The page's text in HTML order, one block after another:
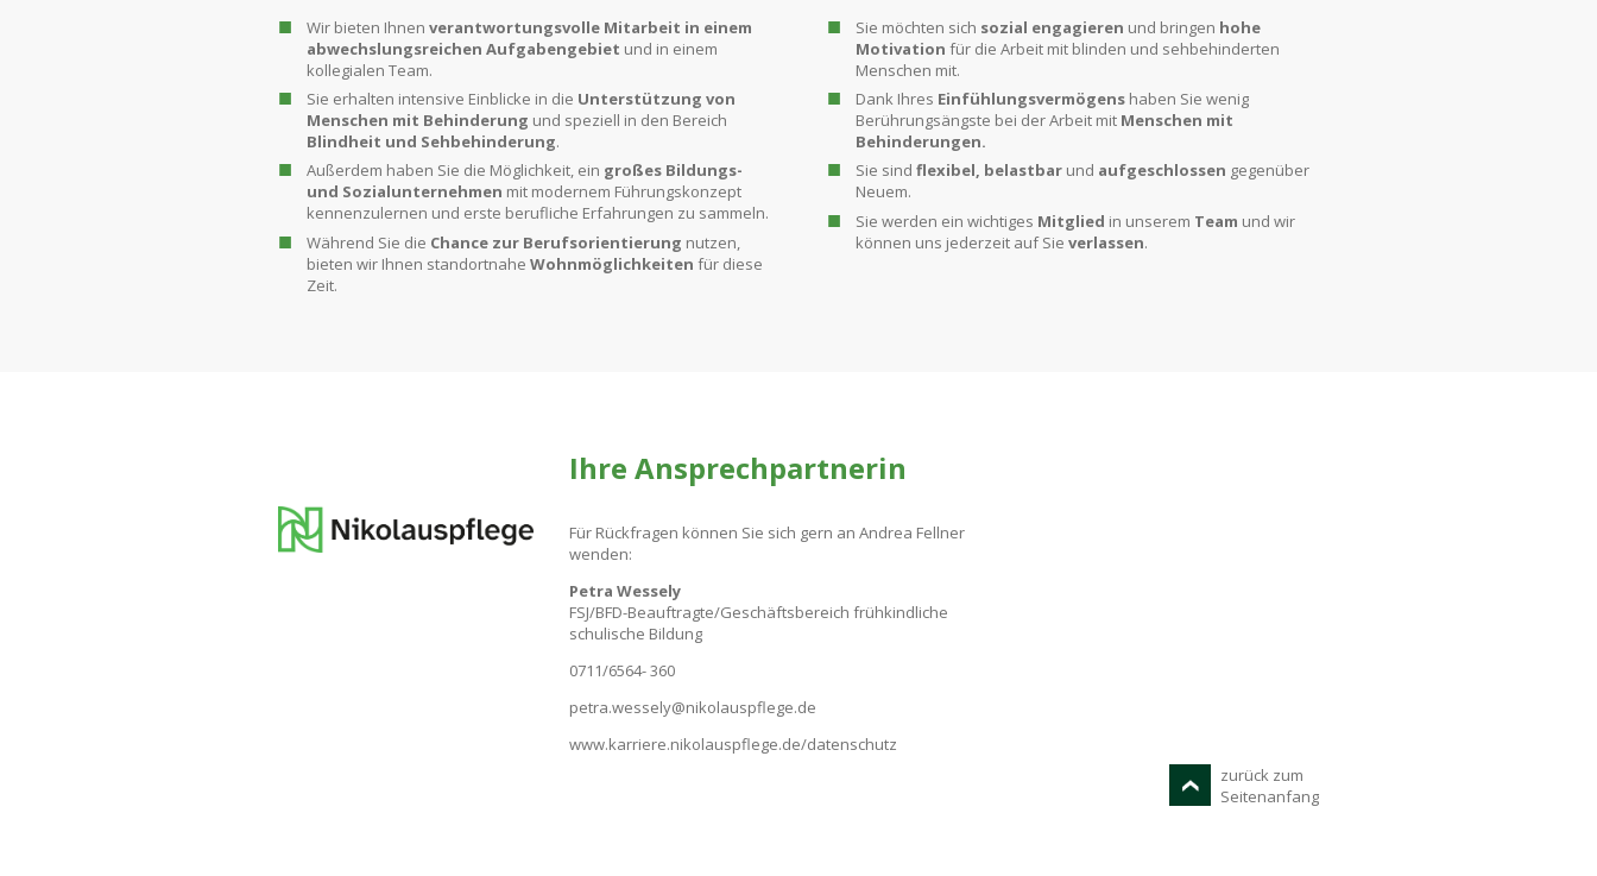
Wir bieten Ihnen verantwortungsvolle Mitarbeit in einem
abwechslungsreichen Aufgabengebiet und in einem
kollegialen Team.
Sie erhalten intensive Einblicke in die Unterstützung von
Menschen mit Behinderung und speziell in den Bereich
Blindheit und Sehbehinderung.
Außerdem haben Sie die Möglichkeit, ein großes Bildungs-
und Sozialunternehmen mit modernem Führungskonzept
kennenzulernen und erste berufliche Erfahrungen zu sammeln.
Während Sie die Chance zur Berufsorientierung nutzen,
bieten wir Ihnen standortnahe Wohnmöglichkeiten für diese
Zeit.
Sie möchten sich sozial engagieren und bringen hohe
Motivation für die Arbeit mit blinden und sehbehinderten
Menschen mit.
Dank Ihres Einfühlungsvermögens haben Sie wenig
Berührungsängste bei der Arbeit mit Menschen mit
Behinderungen.
Sie sind flexibel, belastbar und aufgeschlossen gegenüber
Neuem.
Sie werden ein wichtiges Mitglied in unserem Team und wir
können uns jederzeit auf Sie verlassen.
Ihre Ansprechpartnerin
Für Rückfragen können Sie sich gern an Andrea Fellner
wenden:
Petra Wessely
FSJ/BFD-Beauftragte/Geschäftsbereich frühkindliche
schulische Bildung
0711/6564- 360
petra.wessely@nikolauspflege.de
www.karriere.nikolauspflege.de/datenschutz
zurück zum
Seitenanfang